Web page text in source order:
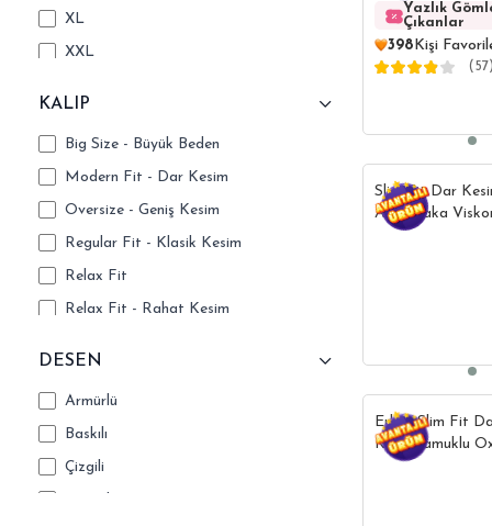
XL
XXL
4XL
KALIP
Big Size - Büyük Beden
Modern Fit - Dar Kesim
Oversize - Geniş Kesim
Regular Fit - Klasik Kesim
Relax Fit
Relax Fit - Rahat Kesim
DESEN
Armürlü
Baskılı
Çizgili
Beyaz Gömlek
Yazlık
Çıkanlar
398 Kişi
(57)
Slim Fit Dar
Apaş Yaka
Gömlek
Erkek Slim Fit
Kollu Pamuklu
Tarçın Renk